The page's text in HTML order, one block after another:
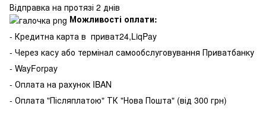
Відправка на протязі 2 днів
Можливості оплати:
- Кредитна карта в приват24,LiqPay
- Через касу або термінал самообслуговування Приватбанку
- WayForpay
- Оплата на рахунок IBAN
- Оплата "Післяплатою" ТК "Нова Пошта" (від 300 грн)